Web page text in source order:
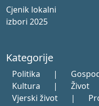
Cjenik lokalni
izbori 2025
Kategorije
Politika |
Kultura
| Život
Vjerski život
|